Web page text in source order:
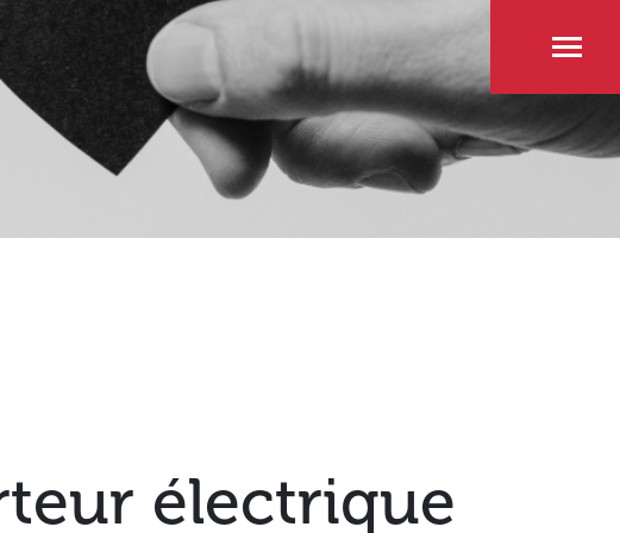
électrique